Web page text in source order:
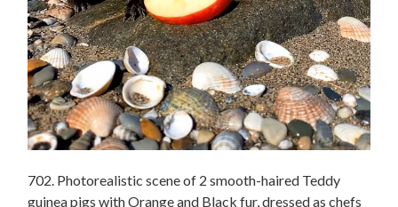
702. Photorealistic scene of 2 smooth-haired Teddy
guinea pigs with Orange and Black fur, dressed as chefs